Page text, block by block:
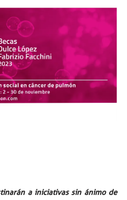
a iniciativas sin ánimo de